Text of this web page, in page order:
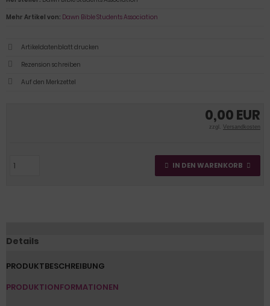
0,00 EUR
zzgl. Versandkosten
IN DEN WARENKORB
Mehr Artikel von: Dawn Bible Students Association
Artikeldatenblatt drucken
Rezension schreiben
Details
PRODUKTBESCHREIBUNG
PRODUKTIONFORMATIONEN